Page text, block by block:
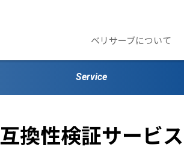
ベリサーブについて
Service
互換性検証サービス